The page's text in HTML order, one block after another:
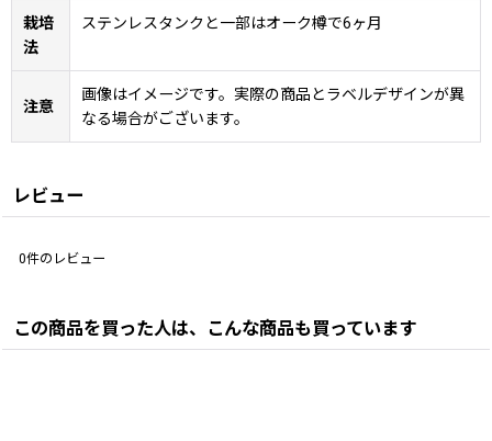
栽培
法
ステンレスタンクと一部はオーク樽で6ヶ月
注意
画像はイメージです。実際の商品とラベルデザインが異
なる場合がございます。
レビュー
0件のレビュー
この商品を買った人は、こんな商品も買っています